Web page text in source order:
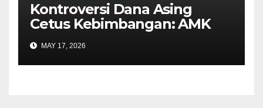
Kontroversi Dana Asing
Cetus Kebimbangan: AMK
Desak Siasatan Menyeluruh
MAY 17, 2026